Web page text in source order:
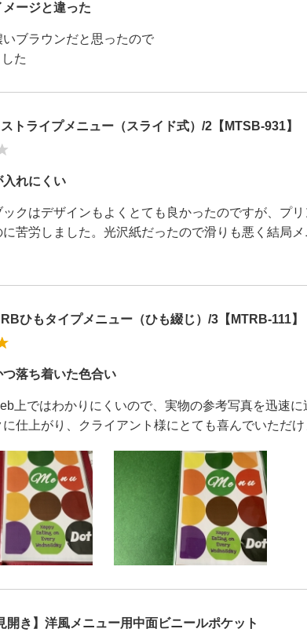
メージと違った
いブラウンだと思ったので
た
ストライプメニュー（スライド式）/2【MTSB-931】
入れにくい
ックはデザインもよくとても良かったのですが、プ
に苦労しました。光沢紙だったので滑りも悪く結局
RBひもタイプメニュー（ひも綴じ）/3【MTRB-111】
つ落ち着いた色合い
上ではわかりにくいので、実物の参考写真を迅速
に仕上がり、クライアント様にとても喜んでいただ
開き】洋風メニュー用中面ビニールポケット